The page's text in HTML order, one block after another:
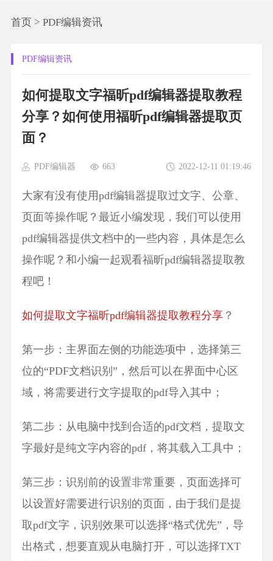
首页> PDF编辑资讯
PDF编辑资讯
如何提取文字福昕pdf编辑器提取教程
分享？如何使用福昕pdf编辑器提取页
面？
PDF编辑器 2022-12-11 01:19:46
663
大家有没有使用pdf编辑器提取过文字、公章、
页面等操作呢？最近小编发现，我们可以使用
pdf编辑器提供文档中的一些内容，具体是怎么
操作呢？和小编一起观看福昕pdf编辑器提取教
程吧！
如何提取文字福昕pdf编辑器提取教程分享？
第一步：主界面左侧的功能选项中，选择第三
位的“PDF文档识别”，然后可以在界面中心区
域，将需要进行文字提取的pdf导入其中；
第二步：从电脑中找到合适的pdf文档，提取文
字最好是纯文字内容的pdf，将其载入工具中；
第三步：识别前的设置非常重要，页面选择可
以设置好需要进行识别的页面，由于我们是提
取pdf文字，识别效果可以选择“格式优先”，导
出格式，想要直观从电脑打开，可以选择TXT